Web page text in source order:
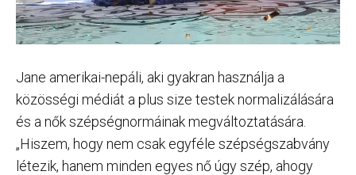
Jane amerikai-nepáli, aki gyakran használja a
közösségi médiát a plus size testek normalizálására
és a nők szépségnormáinak megváltoztatására.
„Hiszem, hogy nem csak egyféle szépségszabvány
létezik, hanem minden egyes nő úgy szép, ahogy